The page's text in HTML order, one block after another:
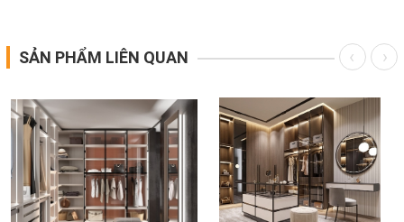
SẢN PHẨM LIÊN QUAN